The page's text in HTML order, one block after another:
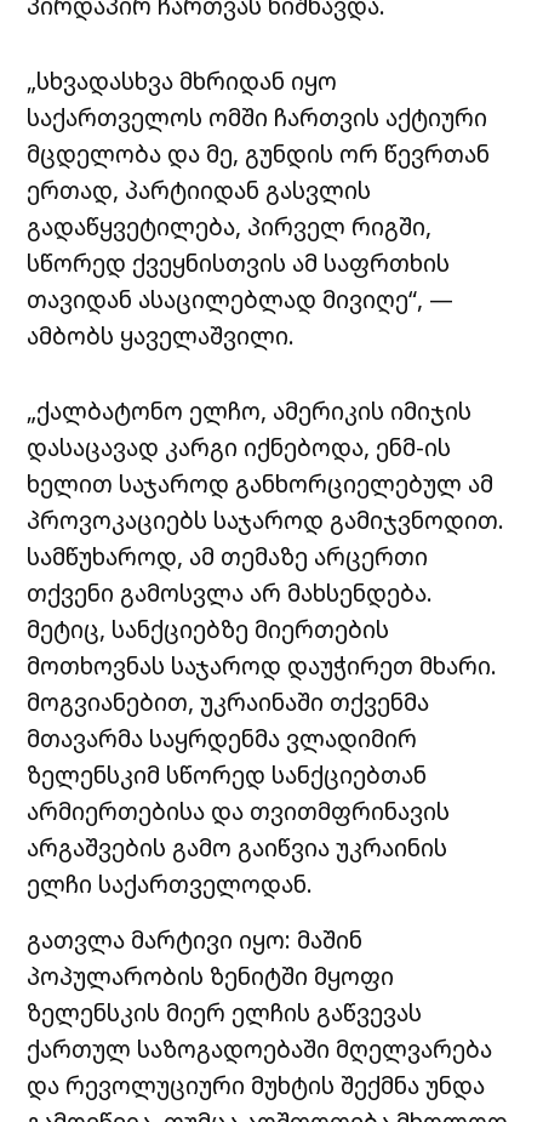
„სხვადასხვა მხრიდან იყო
საქართველოს ომში ჩართვის აქტიური
მცდელობა და მე, გუნდის ორ წევრთან
ერთად, პარტიიდან გასვლის
გადაწყვეტილება, პირველ რიგში,
სწორედ ქვეყნისთვის ამ საფრთხის
თავიდან ასაცილებლად მივიღე“, —
ამბობს ყაველაშვილი.
„ქალბატონო ელჩო, ამერიკის იმიჯის
დასაცავად კარგი იქნებოდა, ენმ-ის
ხელით საჯაროდ განხორციელებულ ამ
პროვოკაციებს საჯაროდ გამიჯვნოდით.
სამწუხაროდ, ამ თემაზე არცერთი
თქვენი გამოსვლა არ მახსენდება.
მეტიც, სანქციებზე მიერთების
მოთხოვნას საჯაროდ დაუჭირეთ მხარი.
მოგვიანებით, უკრაინაში თქვენმა
მთავარმა საყრდენმა ვლადიმირ
ზელენსკიმ სწორედ სანქციებთან
არმიერთებისა და თვითმფრინავის
არგაშვების გამო გაიწვია უკრაინის
ელჩი საქართველოდან.
გათვლა მარტივი იყო: მაშინ
პოპულარობის ზენიტში მყოფი
ზელენსკის მიერ ელჩის გაწვევას
ქართულ საზოგადოებაში მღელვარება
და რევოლუციური მუხტის შექმნა უნდა